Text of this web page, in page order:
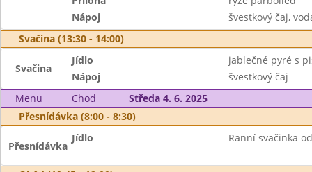
Nápoj
švestkový čaj,
Svačina (13:30 - 14:00)
Svačina
Jídlo
jablečné pyré s
Nápoj
švestkový čaj
Menu
Chod
Středa 4. 6. 2025
Přesnídávka (8:00 - 8:30)
Přesnídávka
Jídlo Ranní svačinka